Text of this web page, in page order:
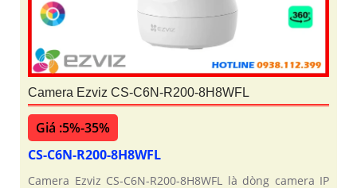
Camera Ezviz CS-C6N-R200-8H8WFL
Giá :5%-35%
CS-C6N-R200-8H8WFL
Camera Ezviz CS-C6N-R200-8H8WFL là dòng camera IP